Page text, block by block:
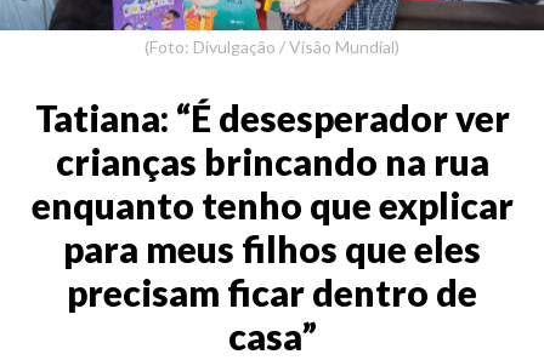
(Foto: Divulgação / Visão Mundial)
Tatiana: “É desesperador ver
crianças brincando na rua
enquanto tenho que explicar
para meus filhos que eles
precisam ficar dentro de
casa”